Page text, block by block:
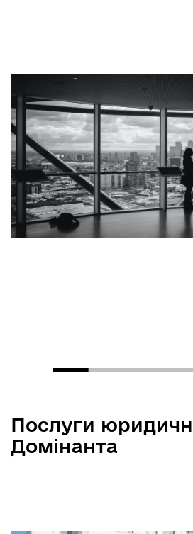
Послуги
Домінанта